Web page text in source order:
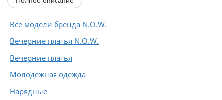
Все модели бренда N.O.W.
Вечерние платья N.O.W.
Вечерние платья
Молодежная одежда
Нарядные